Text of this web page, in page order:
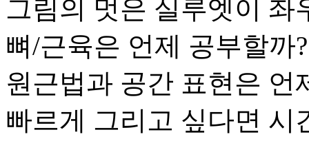
그림의 멋은 실루엣이 좌
뼈/근육은 언제 공부할까?
원근법과 공간 표현은 언
빠르게 그리고 싶다면 시